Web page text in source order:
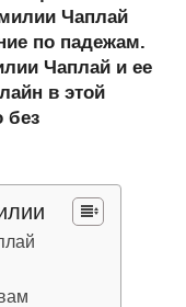
Чаплай
по падежам.
Чаплай и ее
в этой
без